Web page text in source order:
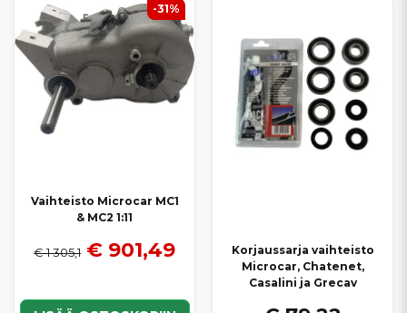
Vaihteisto Microcar MC1
& MC2 1:11
€ 1 305,1 € 901,49
-31%
Korjaussarja vaihteisto
Microcar, Chatenet,
Casalini ja Grecav